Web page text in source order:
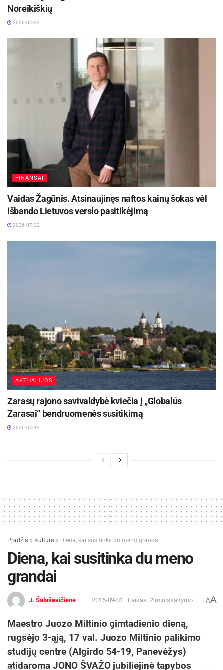
daugiau nei 4550 vaikų.
Noreikiškių
2026-07-22
FINANSAI
Vaidas Žagūnis. Atsinaujinęs naftos kainų šokas vėl
išbando Lietuvos verslo pasitikėjimą
2026-07-22
AKTUALIJOS
Zarasų rajono savivaldybė kviečia į „Globalūs
Zarasai“ bendruomenės susitikimą
2026-07-19
Pradžia » Kultūra » Diena, kai susitinka du meno grandai
Diena, kai susitinka du meno
grandai
J. Šalaševičienė 2015-09-01 Laikas: 2 min skaitymo AA
Maestro Juozo Miltinio gimtadienio dieną,
rugsėjo 3-ąją, 17 val. Juozo Miltinio palikimo
studijų centre (Algirdo 54-19, Panevėžys)
atidaroma JONO ŠVAŽO jubiliejinė tapybos